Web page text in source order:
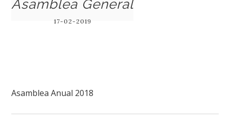
Asamblea General
17-02-2019
Asamblea Anual 2018